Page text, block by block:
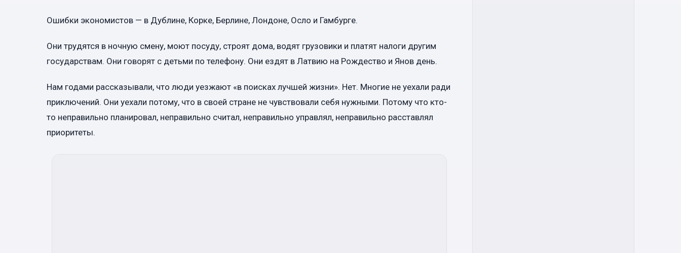
Ошибки экономистов — в Дублине, Корке, Берлине, Лондоне, Осло и Гамбурге.
Они трудятся в ночную смену, моют посуду, строят дома, водят грузовики и платят налоги другим
государствам. Они говорят с детьми по телефону. Они ездят в Латвию на Рождество и Янов день.
Нам годами рассказывали, что люди уезжают «в поисках лучшей жизни». Нет. Многие не уехали ради
приключений. Они уехали потому, что в своей стране не чувствовали себя нужными. Потому что кто-
то неправильно планировал, неправильно считал, неправильно управлял, неправильно расставлял
приоритеты.